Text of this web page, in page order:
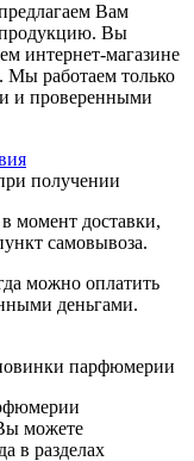
Вам
Вы
интернет-магазине
Мы работаем только
и проверенными
получении
момент доставки,
самовывоза.
можно оплатить
деньгами.
парфюмерии
можете
в разделах